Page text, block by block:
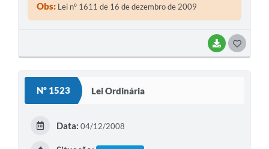
BAIXAR
Obs: Lei nº 1611 de 16 de dezembro de 2009
Nº 1523 Lei Ordinária
Data: 04/12/2008